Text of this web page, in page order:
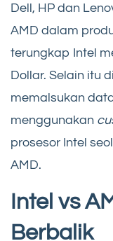
Dell, HP dan
AMD dalam
terungkap Intel
Dollar. Selain itu
memalsukan
menggunakan
prosesor Intel
AMD.
Intel vs
Berbalik